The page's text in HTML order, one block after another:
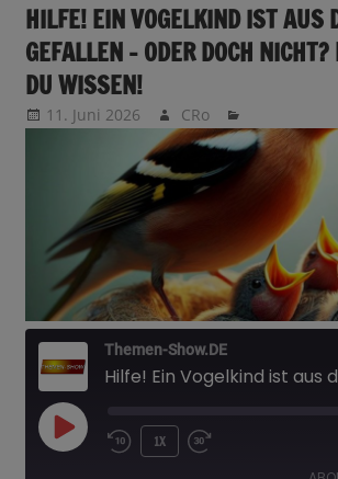
HILFE! EIN VOGELKIND IST AUS
GEFALLEN – ODER DOCH
DU WISSEN!
11. Juni 2026 CRo
Themen-Show.DE
PLAY
1X